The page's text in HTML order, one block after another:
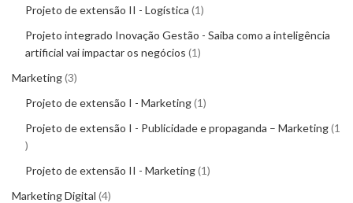
Projeto de extensão II - Logística 1
Projeto integrado Inovação Gestão - Saiba como a inteligência
artificial vai impactar os negócios 1
Marketing 3
Projeto de extensão I - Marketing 1
Projeto de extensão I - Publicidade e propaganda – Marketing 1
Projeto de extensão II - Marketing 1
Marketing Digital 4